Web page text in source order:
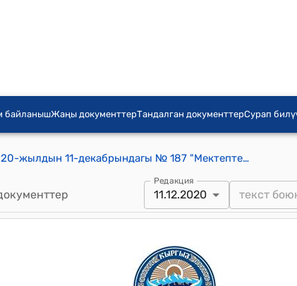
байланышЖаңы документтерТандалган документтерСурап
Үч-Терек айылдык кеңешинин 2020-жылдын 11-декабрындагы № 187 "Мектептердин жана бала бакчаларынын жүргүзгөн иштери жана ремонт иштеринин аткарылышы жөнүндө" токтому
Редакция
11.12.2020